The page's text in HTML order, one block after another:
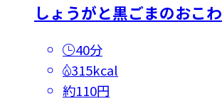
しょうがと黒ごまのおこわ
40分
315kcal
約110円